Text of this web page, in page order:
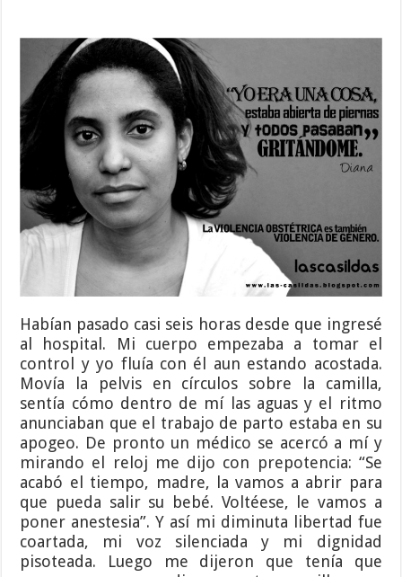
Habían pasado casi seis horas desde que ingresé
al hospital. Mi cuerpo empezaba a tomar el
control y yo fluía con él aun estando acostada.
Movía la pelvis en círculos sobre la camilla,
sentía cómo dentro de mí las aguas y el ritmo
anunciaban que el trabajo de parto estaba en su
apogeo. De pronto un médico se acercó a mí y
mirando el reloj me dijo con prepotencia: “Se
acabó el tiempo, madre, la vamos a abrir para
que pueda salir su bebé. Voltéese, le vamos a
poner anestesia”. Y así mi diminuta libertad fue
coartada, mi voz silenciada y mi dignidad
pisoteada. Luego me dijeron que tenía que